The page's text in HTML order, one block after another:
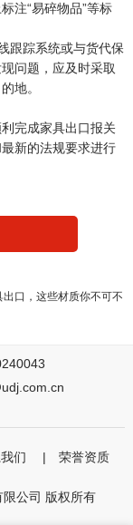
注“易碎物品”等标
跟踪系统或与货代保
问题，应及时采取
地。
完成家具出口报关
新的法规要求进行
出口，这些材质你不可不
们 | 荣誉资质
公司 版权所有